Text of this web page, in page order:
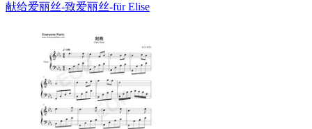
献给爱丽丝-致爱丽丝-für Elise